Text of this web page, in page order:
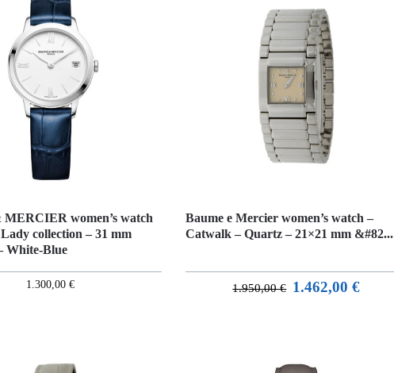
women’s watch
collection – 31 mm
White-Blue
1.300,00€
Baume e Mercier women’s watch –
Catwalk – Quartz – 21×21 mm &#82...
1.950,00€ 1.462,00€